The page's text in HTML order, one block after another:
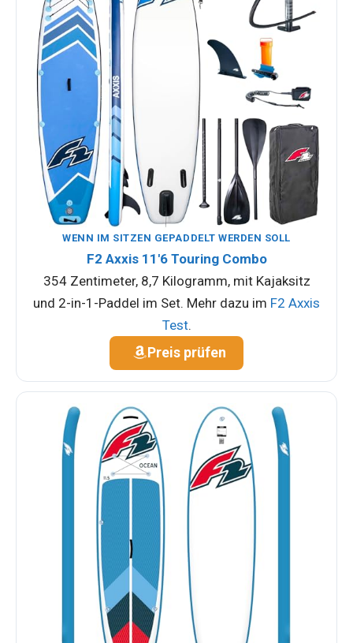
WENN IM SITZEN GEPADDELT WERDEN SOLL
F2 Axxis 11'6 Touring Combo
354 Zentimeter, 8,7 Kilogramm, mit Kajaksitz
und 2-in-1-Paddel im Set. Mehr dazu im F2 Axxis
Test.
Preis prüfen